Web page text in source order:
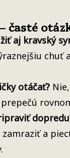
časté
aj kravský
chuť
otáčať?
zamraziť a